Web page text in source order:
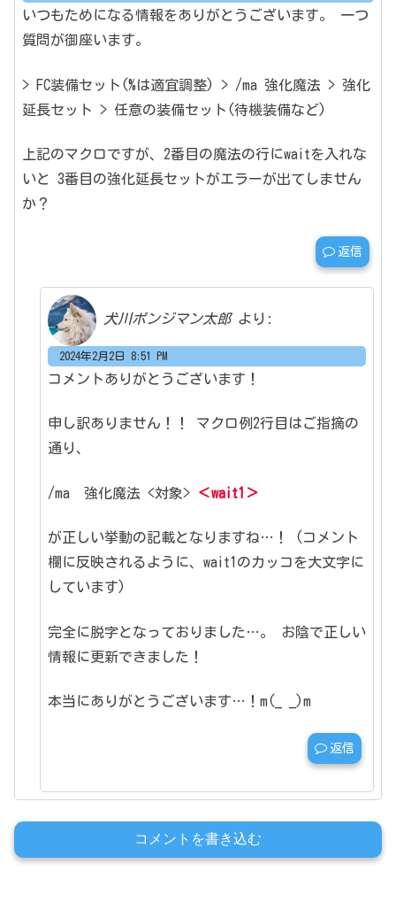
いつもためになる情報をありがとうございます。
一つ
質問が御座います。
> FC装備セット(%は適宜調整) > /ma 強化魔法 > 強化
延長セット
> 任意の装備セット(待機装備など)
上記のマクロですが、2番目の魔法の行にwaitを入れな
いと
3番目の強化延長セットがエラーが出てしません
か？
返信
犬川ポンジマン太郎 より:
2024年2月2日 8:51 PM
コメントありがとうございます！
申し訳ありません！！
マクロ例2行目はご指摘の
通り、
/ma 強化魔法 <対象> ＜wait1＞
が正しい挙動の記載となりますね…！
(コメント
欄に反映されるように、wait1のカッコを大文字に
しています)
完全に脱字となっておりました…。
お陰で正しい
情報に更新できました！
本当にありがとうございます…！m(_ _)m
返信
コメントを書き込む